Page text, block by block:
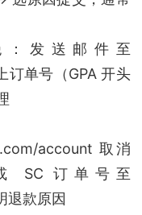
发送邮件至
单号（GPA 开头
account 取消
SC 订单号至
退款原因